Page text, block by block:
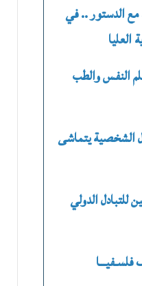
مع الدستور .. في
النفس والطب
الشخصية يتماشى
للتبادل الدولي